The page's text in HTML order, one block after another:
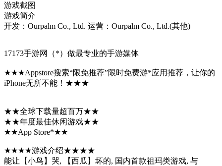
游戏截图
游戏简介
开发：Ourpalm Co., Ltd. 运营：Ourpalm Co., Ltd.(其他)
17173手游网（*）做最专业的手游媒体
★★★Appstore搜索“限免推荐”限时免费游*应用推荐，让你的
iPhone无所不能！★★★
★★全球下载量超百万★★
★★年度最佳休闲游戏★★
★★App Store*★★
★★★★游戏介绍★★★★
能让【小鸟】哭, 【西瓜】坏的, 国内首款祖玛类游戏, 与